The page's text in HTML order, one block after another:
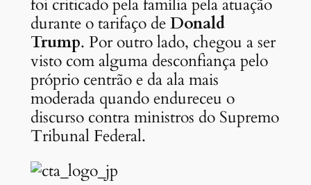
foi criticado pela família pela atuação
durante o tarifaço deDonald
Trump. Por outro lado, chegou a ser
visto com alguma desconfiança pelo
próprio centrão e da ala mais
moderada quando endureceu o
discurso contra ministros do Supremo
Tribunal Federal.